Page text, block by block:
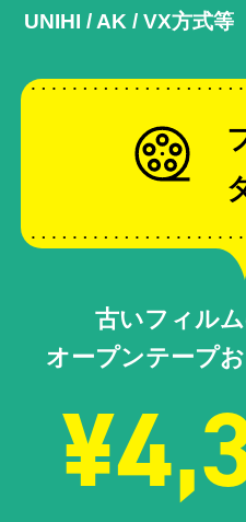
UNIHI / AK /VX方式等
古いフィル
オープンテープ